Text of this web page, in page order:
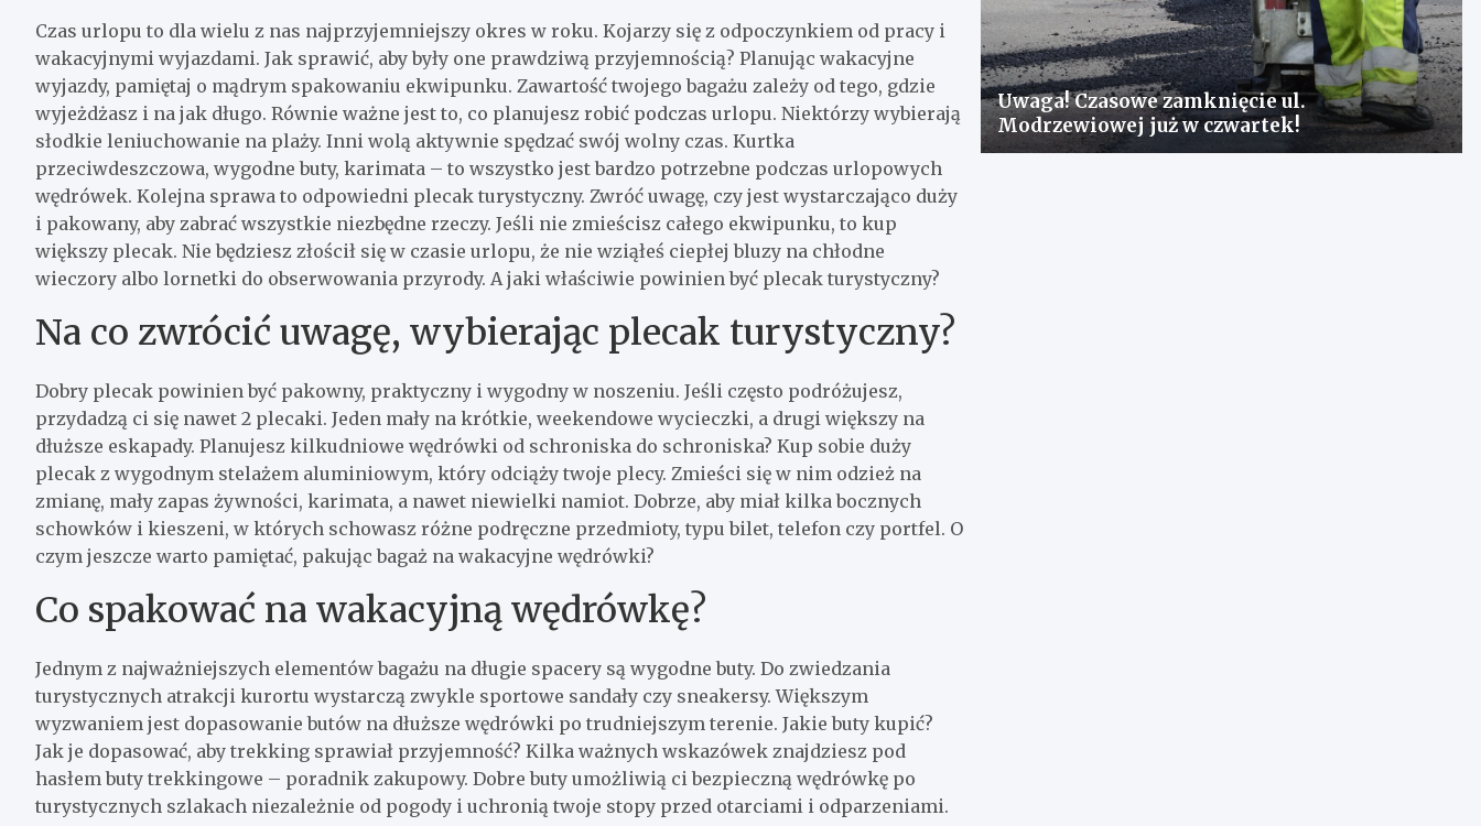
Czas urlopu to dla wielu z nas najprzyjemniejszy okres w roku. Kojarzy się z odpoczynkiem od pracy i
wakacyjnymi wyjazdami. Jak sprawić, aby były one prawdziwą przyjemnością? Planując wakacyjne
wyjazdy, pamiętaj o mądrym spakowaniu ekwipunku. Zawartość twojego bagażu zależy od tego, gdzie
wyjeżdżasz i na jak długo. Równie ważne jest to, co planujesz robić podczas urlopu. Niektórzy wybierają
słodkie leniuchowanie na plaży. Inni wolą aktywnie spędzać swój wolny czas. Kurtka
przeciwdeszczowa, wygodne buty, karimata – to wszystko jest bardzo potrzebne podczas urlopowych
wędrówek. Kolejna sprawa to odpowiedni plecak turystyczny. Zwróć uwagę, czy jest wystarczająco duży
i pakowany, aby zabrać wszystkie niezbędne rzeczy. Jeśli nie zmieścisz całego ekwipunku, to kup
większy plecak. Nie będziesz złościł się w czasie urlopu, że nie wziąłeś ciepłej bluzy na chłodne
wieczory albo lornetki do obserwowania przyrody. A jaki właściwie powinien być plecak turystyczny?
Na co zwrócić uwagę, wybierając plecak turystyczny?
Dobry plecak powinien być pakowny, praktyczny i wygodny w noszeniu. Jeśli często podróżujesz,
przydadzą ci się nawet 2 plecaki. Jeden mały na krótkie, weekendowe wycieczki, a drugi większy na
dłuższe eskapady. Planujesz kilkudniowe wędrówki od schroniska do schroniska? Kup sobie duży
plecak z wygodnym stelażem aluminiowym, który odciąży twoje plecy. Zmieści się w nim odzież na
zmianę, mały zapas żywności, karimata, a nawet niewielki namiot. Dobrze, aby miał kilka bocznych
schowków i kieszeni, w których schowasz różne podręczne przedmioty, typu bilet, telefon czy portfel. O
czym jeszcze warto pamiętać, pakując bagaż na wakacyjne wędrówki?
Co spakować na wakacyjną wędrówkę?
Jednym z najważniejszych elementów bagażu na długie spacery są wygodne buty. Do zwiedzania
turystycznych atrakcji kurortu wystarczą zwykle sportowe sandały czy sneakersy. Większym
wyzwaniem jest dopasowanie butów na dłuższe wędrówki po trudniejszym terenie. Jakie buty kupić?
Jak je dopasować, aby trekking sprawiał przyjemność? Kilka ważnych wskazówek znajdziesz pod
hasłem buty trekkingowe – poradnik zakupowy. Dobre buty umożliwią ci bezpieczną wędrówkę po
turystycznych szlakach niezależnie od pogody i uchronią twoje stopy przed otarciami i odparzeniami.
Uwaga! Czasowe zamknięcie ul.
Modrzewiowej już w czwartek!